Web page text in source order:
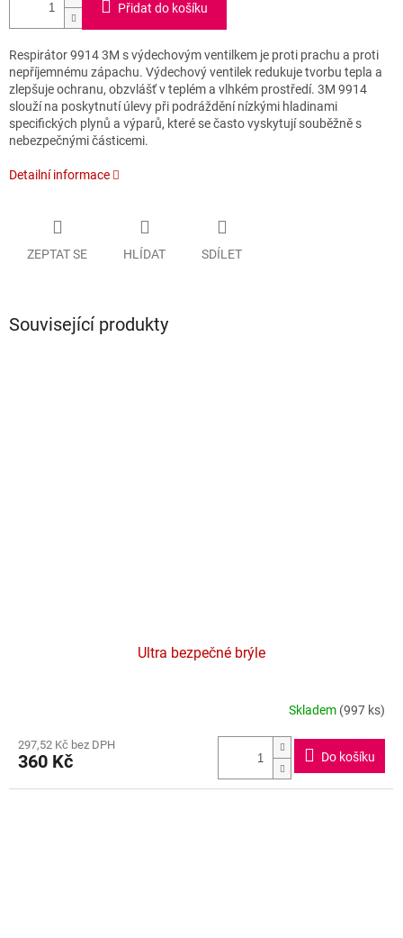
Přidat do košíku
Respirátor 9914 3M s výdechovým ventilkem je proti prachu a proti
nepříjemnému zápachu. Výdechový ventilek redukuje tvorbu tepla a
zlepšuje ochranu, obzvlášť v teplém a vlhkém prostředí. 3M 9914
slouží na poskytnutí úlevy při podráždění nízkými hladinami
specifických plynů a výparů, které se často vyskytují souběžně s
nebezpečnými částicemi.
Detailní informace
ZEPTAT SE HLÍDAT SDÍLET
Související produkty
Ultra bezpečné brýle
produktu
je
Skladem (997 ks)
297,52 Kč bez DPH
360 Kč Do košíku